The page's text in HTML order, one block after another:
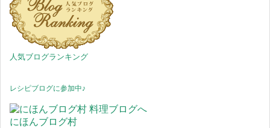
人気ブログランキング
レシピブログに参加中♪
にほんブログ村